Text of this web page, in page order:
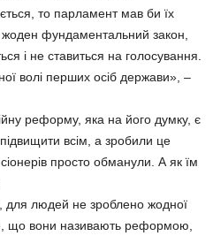
то парламент мав би їх
жоден фундаментальний закон,
і не ставиться на голосування.
волі перших осіб держави», –
реформу, яка на його думку, є
всім, а зробили це
просто обманули. А як їм
для людей не зроблено жодної
що вони називають реформою,